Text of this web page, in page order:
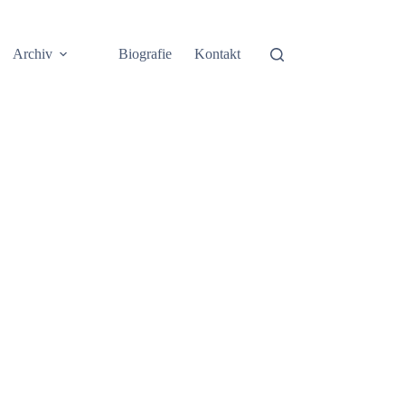
Archiv Biografie Kontakt